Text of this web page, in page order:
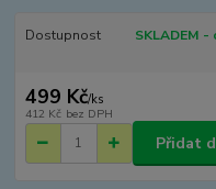
Dostupnost SKLADEM -
499 Kč/ks
412 Kč bez DPH
Přidat